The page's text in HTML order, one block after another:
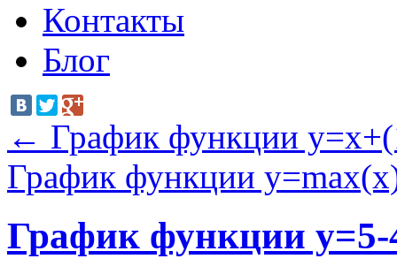
Контакты
Блог
← График функции
График функции
График функции